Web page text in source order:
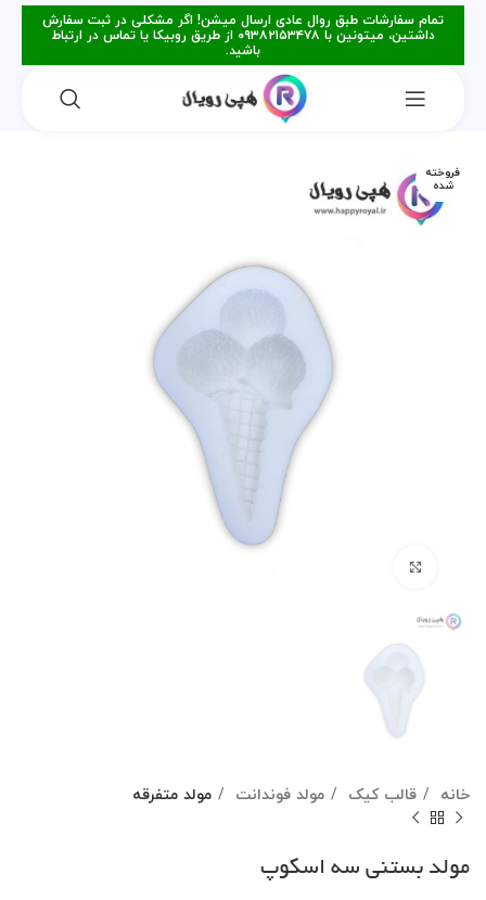
تمام سفارشات طبق روال عادی ارسال میشن! اگر مشکلی در ثبت سفارش
داشتین، میتونین با ۰۹۳۸۲۱۵۳۴۷۸ از طریق روبیکا یا تماس در ارتباط
باشید.
فروخته
شده
خانه قالب کیک مولد فوندانت مولد متفرقه
مولد بستنی سه اسکوپ